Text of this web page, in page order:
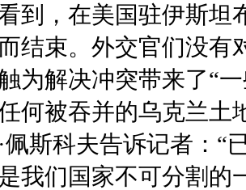
到，在美国驻伊斯坦
结束。外交官们没有
为解决冲突带来了“
何被吞并的乌克兰土
佩斯科夫告诉记者：“
我们国家不可分割的